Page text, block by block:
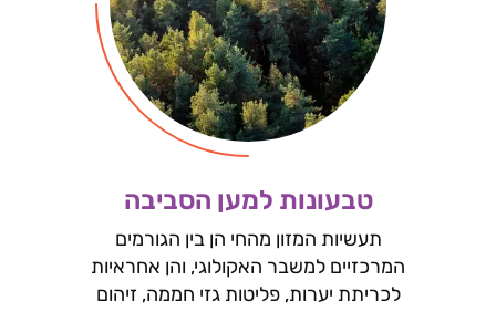
טבעונות למען הסביבה
תעשיות המזון מהחי הן בין הגורמים
המרכזיים למשבר האקולוגי, והן אחראיות
לכריתת יערות, פליטות גזי חממה, זיהום